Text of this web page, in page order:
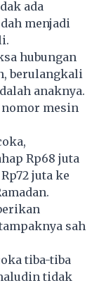
ada
menjadi
hubungan
berulangkali
anaknya.
nomor mesin
Rp68 juta
juta ke
sah
tiba-tiba
tidak